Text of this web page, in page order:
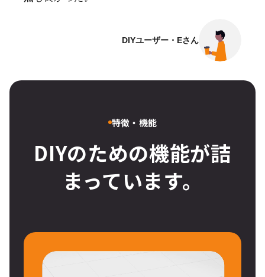
DIYユーザー・Eさん
特徴・機能
DIYのための機能が詰
まっています。